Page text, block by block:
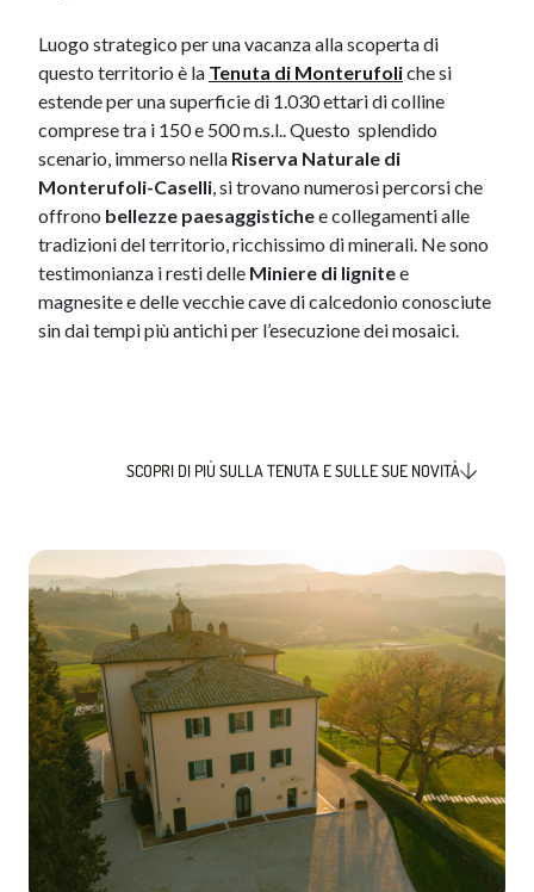
Luogo strategico per una vacanza alla scoperta di
questo territorio è la Te​nuta di Monterufoliche si
estende per una superficie di 1.030 ettari di colline
comprese tra i 150 e 500 m.s.l.. Questo splendido
scenario, immerso nella Riserva Naturale di
Monterufoli-Caselli, si trovano numerosi percorsi che
offrono bellezze paesaggistichee collegamenti alle
tradizioni del territorio, ricchissimo di minerali. Ne sono
testimonianza i resti delle Miniere di lignitee
magnesite e delle vecchie cave di calcedonio conosciute
sin dai tempi più antichi per l’esecuzione dei mosaici.
SCOPRI DI PIÙ SULLA TENUTA E SULLE SUE NOVITÀ